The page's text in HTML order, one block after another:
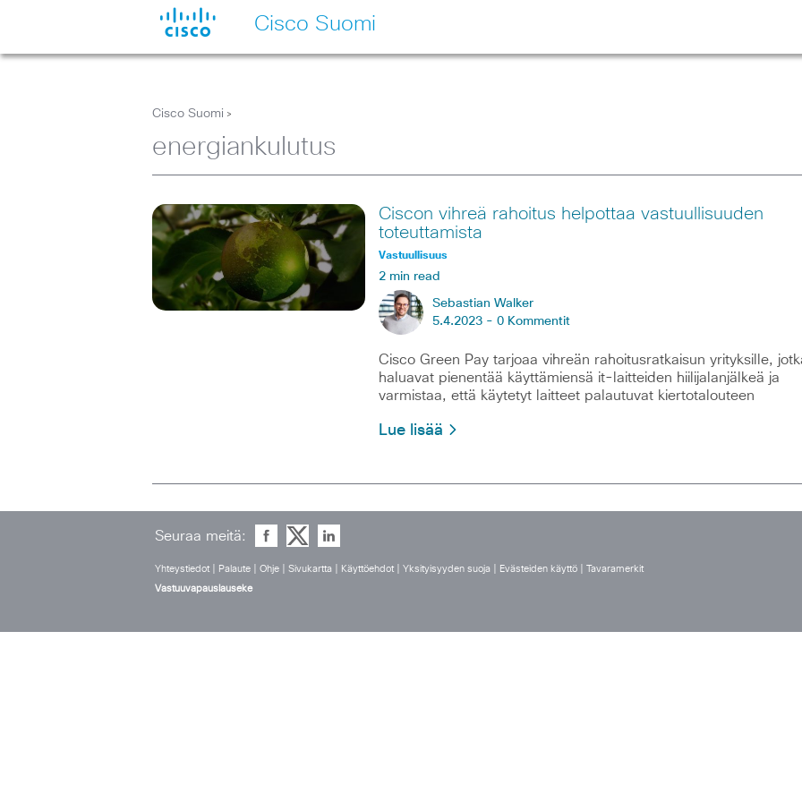
Cisco Suomi
Cisco Suomi >
energiankulutus
Ciscon vihreä rahoitus helpottaa vastuullisuuden
toteuttamista
Vastuullisuus
2 min read
Sebastian Walker
5.4.2023 - 0 Kommentit
Cisco Green Pay tarjoaa vihreän rahoitusratkaisun yrityksille,
haluavat pienentää käyttämiensä it-laitteiden hiilijalanjälkeä ja
varmistaa, että käytetyt laitteet palautuvat kiertotalouteen
Lue lisää
Seuraa meitä:
Yhteystiedot| Palaute| Ohje| Sivukartta Käyttöehdot| Yksityisyyden suoja Evästeiden käyttö| Tavaramerkit
Vastuuvapauslauseke